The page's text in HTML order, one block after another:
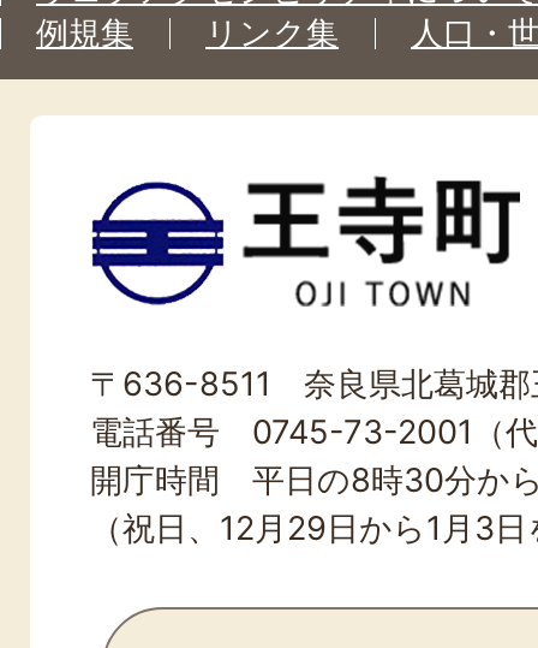
例規集
リンク集 人口・
王
寺
町
TOWN
〒636-8511 奈良県北葛城郡
電話番号 0745-73-2001（
開庁時間 平日の8時30分か
（祝日、12月29日から1月3